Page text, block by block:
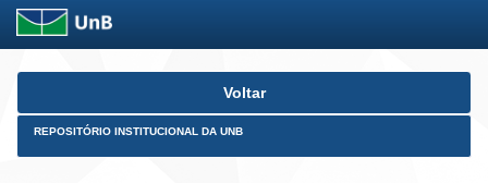
Skip
Voltar
REPOSITÓRIO INSTITUCIONAL DA UNB